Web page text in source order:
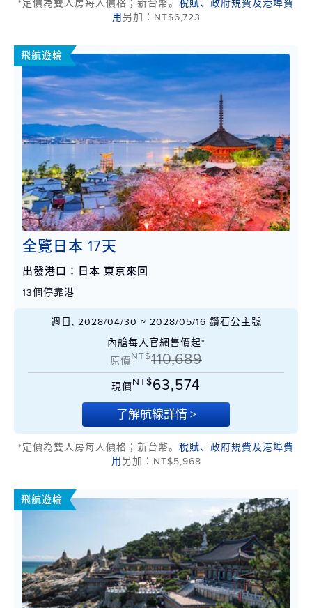
*定價為雙人房每人價格；新台幣。 稅賦、政府規費及港埠費
用 另加：NT$6,723
飛航遊輪
全覽日本 17天
出發港口：日本 東京來回
13個停靠港
週日, 2028/04/30 ~ 2028/05/16 鑽石公主號
內艙每人官網售價起*
原價NT$110,689
現價NT$63,574
了解航線詳情 >
*定價為雙人房每人價格；新台幣。 稅賦、政府規費及港埠費
用 另加：NT$5,968
飛航遊輪